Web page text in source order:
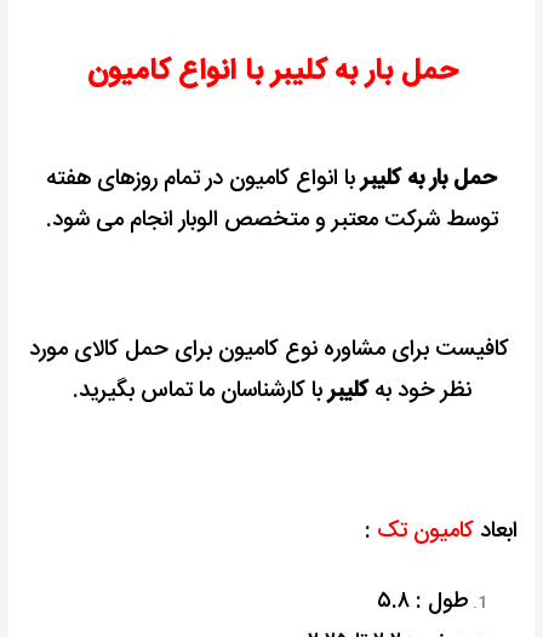
حمل بار به کلیبر با انواع کامیون
حمل بار به کلیبربا انواع کامیون در تمام روزهای هفته
توسط شرکت معتبر و متخصص الوبار انجام می شود.
کافیست برای مشاوره نوع کامیون برای حمل کالای مورد
نظر خود بهکلیبربا کارشناسان ما تماس بگیرید.
ابعادکامیون تک :
طول : ۵.۸